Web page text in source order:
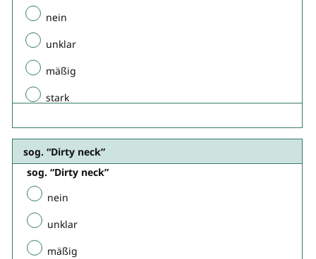
nein
unklar
mäßig
stark
sog. “Dirty neck”
sog. “Dirty neck”
nein
unklar
mäßig